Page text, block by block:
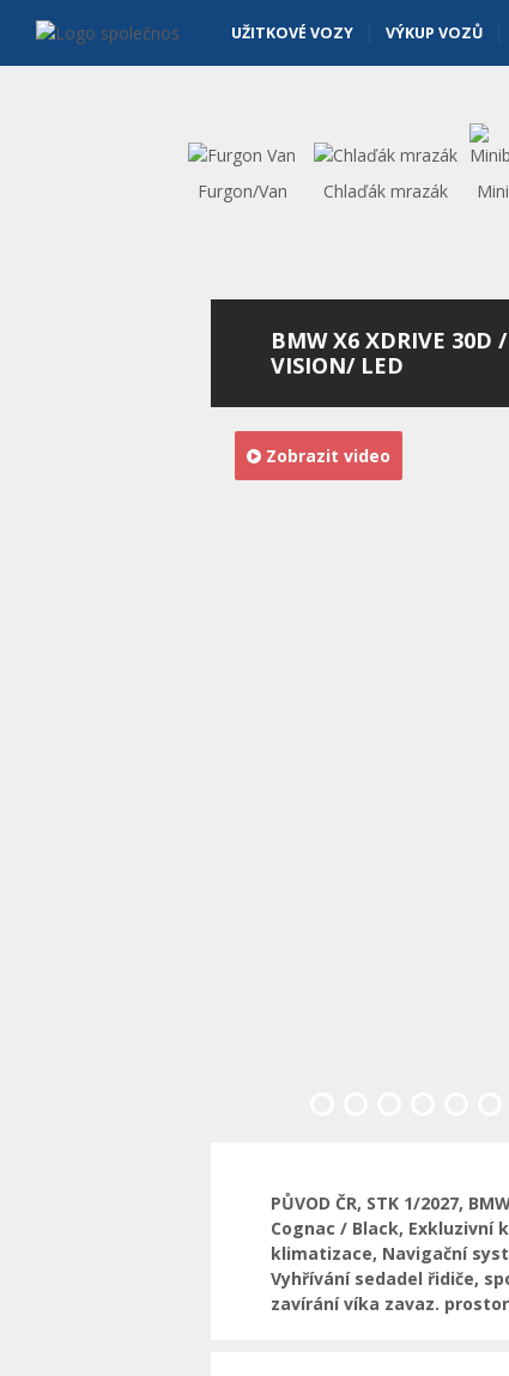
UŽITKOVÉ VOZY VÝKUP VOZŮ
Furgon/Van Chlaďák mrazák
BMW X6 XDRIVE 30D
VISION/ LED
Zobrazit video
PŮVOD ČR, STK 1/2027,
Cognac / Black, Exkluzivní
klimatizace, Navigační
Vyhřívání sedadel řidiče,
zavírání víka zavaz.